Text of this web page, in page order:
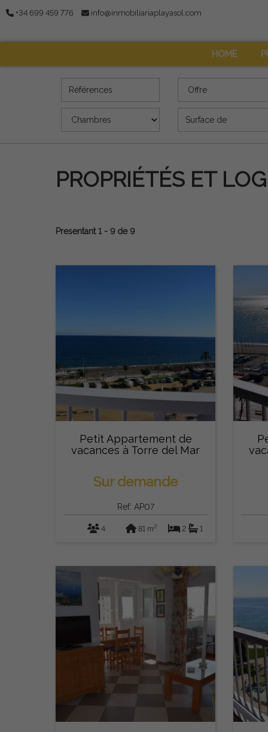
+34 699 459 776 info@inmobiliariaplayasol.com
HOME
Références Offre
Chambres Superficie (m2)
PROPRIÉTÉS ET
Presentant 1 - 9 de 9
Petit Appartement de
vacances à Torre del Mar
Sur demande
Ref: AP07
4 81 m2 2 1